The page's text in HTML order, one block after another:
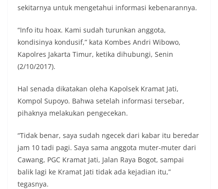
sekitarnya untuk mengetahui informasi kebenarannya.
“Info itu hoax. Kami sudah turunkan anggota,
kondisinya kondusif,” kata Kombes Andri Wibowo,
Kapolres Jakarta Timur, ketika dihubungi, Senin
(2/10/2017).
Hal senada dikatakan oleha Kapolsek Kramat Jati,
Kompol Supoyo. Bahwa setelah informasi tersebar,
pihaknya melakukan pengecekan.
“Tidak benar, saya sudah ngecek dari kabar itu beredar
jam 10 tadi pagi. Saya sama anggota muter-muter dari
Cawang, PGC Kramat Jati, Jalan Raya Bogot, sampai
balik lagi ke Kramat Jati tidak ada kejadian itu,”
tegasnya.